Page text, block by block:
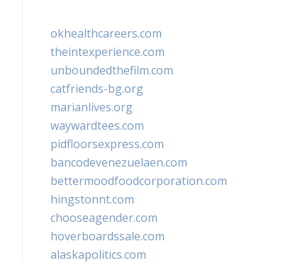
okhealthcareers.com
theintexperience.com
unboundedthefilm.com
catfriends-bg.org
marianlives.org
waywardtees.com
pidfloorsexpress.com
bancodevenezuelaen.com
bettermoodfoodcorporation.com
hingstonnt.com
chooseagender.com
hoverboardssale.com
alaskapolitics.com